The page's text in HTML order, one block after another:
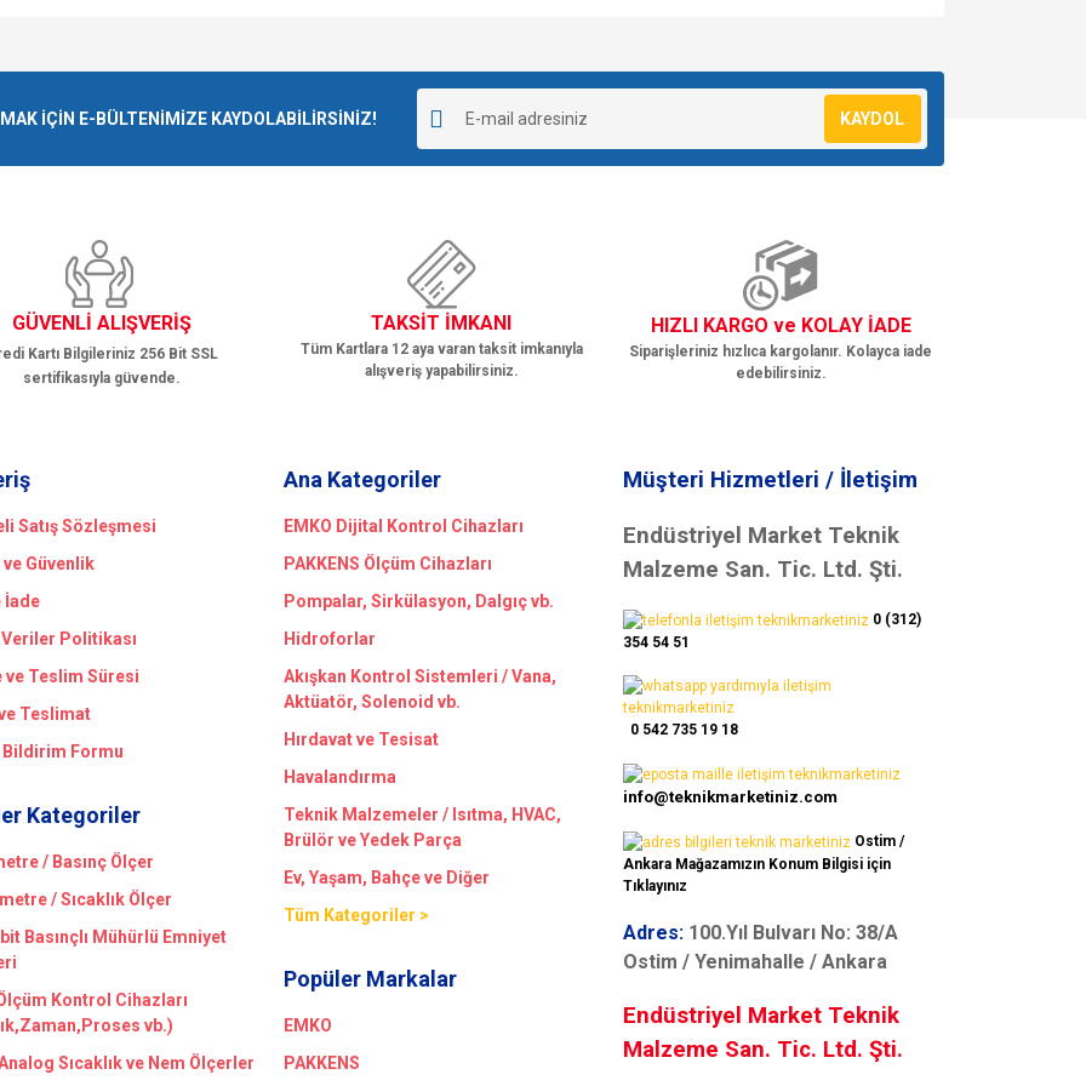
İÇİN E-BÜLTENİMİZE KAYDOLABİLİRSİNİZ! KAYDOL
GÜVENLİ ALIŞVERİŞ
Kartı Bilgileriniz 256 Bit SSL
sertifikasıyla güvende.
TAKSİT İMKANI
Tüm Kartlara 12 aya varan taksit imkanıyla
alışveriş yapabilirsiniz.
HIZLI KARGO ve KOLAY İADE
Siparişleriniz hızlıca kargolanır. Kolayca iade
edebilirsiniz.
Satış Sözleşmesi
Güvenlik
İade
Politikası
ve Teslim Süresi
Teslimat
Bildirim Formu
Kategoriler
/ Basınç Ölçer
/ Sıcaklık Ölçer
Basınçlı Mühürlü Emniyet
Kontrol Cihazları
vb.)
Sıcaklık ve Nem Ölçerler
Ana Kategoriler
EMKO Dijital Kontrol Cihazları
PAKKENS Ölçüm Cihazları
Pompalar, Sirkülasyon, Dalgıç vb.
Hidroforlar
Akışkan Kontrol Sistemleri / Vana,
Aktüatör, Solenoid vb.
Hırdavat ve Tesisat
Havalandırma
Teknik Malzemeler / Isıtma, HVAC,
Brülör ve Yedek Parça
Ev, Yaşam, Bahçe ve Diğer
Tüm Kategoriler >
Popüler Markalar
EMKO
PAKKENS
Müşteri Hizmetleri / İletişim
Endüstriyel Market Teknik
Malzeme San. Tic. Ltd. Şti.
0 (312)
354 54 51
0 542 735 19 18
info@teknikmarketiniz.com
Ostim /
Ankara Mağazamızın Konum Bilgisi için
Tıklayınız
Adres: 100.Yıl Bulvarı No: 38/A
Ostim / Yenimahalle / Ankara
Endüstriyel Market Teknik
Malzeme San. Tic. Ltd. Şti.